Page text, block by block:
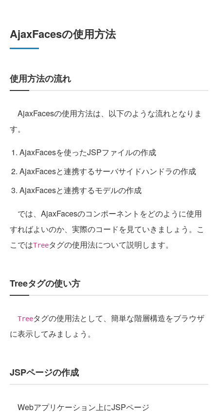
AjaxFacesの使用方法
使用方法の流れ
AjaxFacesの使用方法は、以下のような流れとなりま
す。
AjaxFacesを使ったJSPファイルの作成
AjaxFacesと連携するサーバサイドハンドラの作成
AjaxFacesと連携するモデルの作成
では、AjaxFacesのコンポーネントをどのように使用
すればよいのか、実際のコードを見ていきましょう。こ
こではTreeタグの使用法について説明します。
Treeタグの使い方
Treeタグの使用法として、簡単な階層構造をブラウザ
に表示してみましょう。
JSPページの作成
Webアプリケーション上にJSPページ